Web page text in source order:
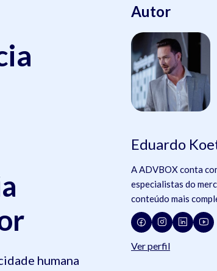
humana
Autor
Eduardo
A ADVBOX conta
especialistas do
conteúdo mais
jurídico, tecnologia e
Ver perfil